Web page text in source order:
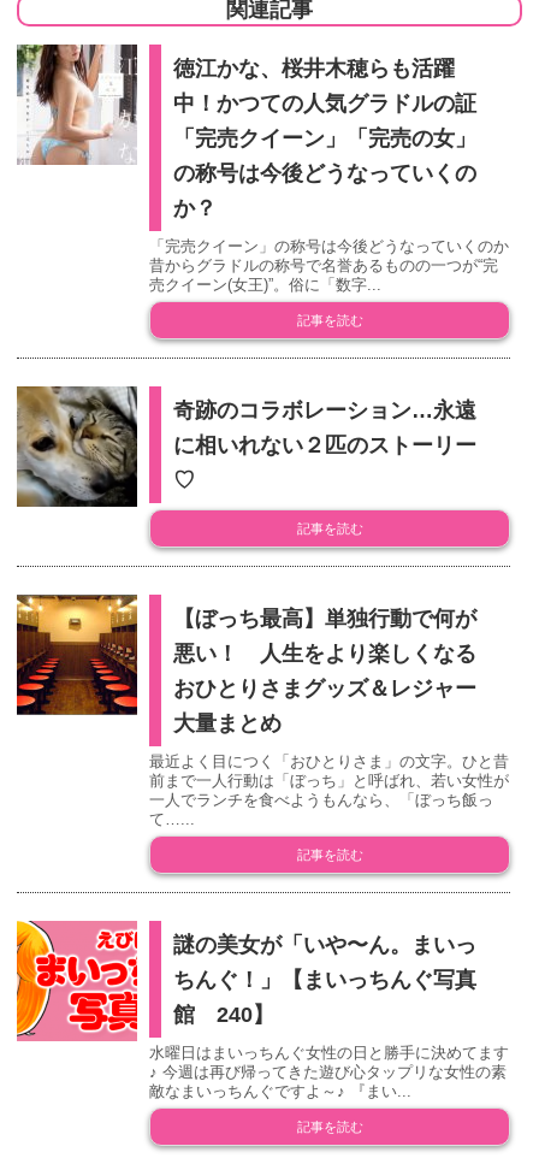
関連記事
徳江かな、桜井木穂らも活躍
中！かつての人気グラドルの証
「完売クイーン」「完売の女」
の称号は今後どうなっていくの
か？
「完売クイーン」の称号は今後どうなっていくのか
昔からグラドルの称号で名誉あるものの一つが“完
売クイーン(女王)”。俗に「数字...
記事を読む
奇跡のコラボレーション…永遠
に相いれない２匹のストーリー
♡
記事を読む
【ぼっち最高】単独行動で何が
悪い！ 人生をより楽しくなる
おひとりさまグッズ＆レジャー
大量まとめ
最近よく目につく「おひとりさま」の文字。ひと昔
前まで一人行動は「ぼっち」と呼ばれ、若い女性が
一人でランチを食べようもんなら、「ぼっち飯っ
て…...
記事を読む
謎の美女が「いや〜ん。まいっ
ちんぐ！」【まいっちんぐ写真
館 240】
水曜日はまいっちんぐ女性の日と勝手に決めてます
♪ 今週は再び帰ってきた遊び心タップリな女性の素
敵なまいっちんぐですよ～♪ 『まい...
記事を読む